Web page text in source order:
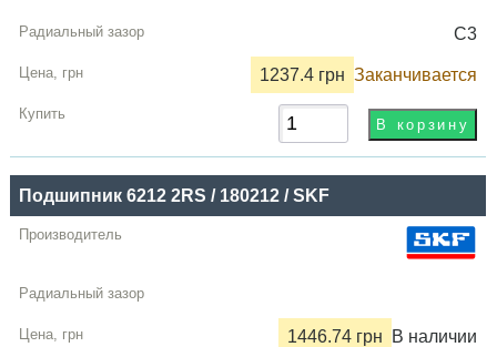
C3
1237.4 грн Заканчивается
Подшипник 6212 2RS / 180212 / SKF
1446.74 грн В наличии